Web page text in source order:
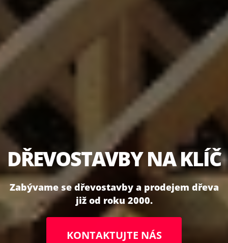
DŘEVOSTAVBY NA KLÍČ
Zabývame se dřevostavby a prodejem dřeva
již od roku 2000.
KONTAKTUJTE NÁS